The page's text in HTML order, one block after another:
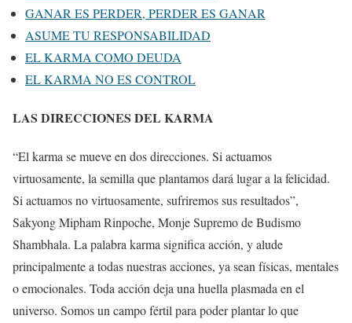
GANAR ES PERDER, PERDER ES GANAR
ASUME TU RESPONSABILIDAD
EL KARMA COMO DEUDA
EL KARMA NO ES CONTROL
LAS DIRECCIONES DEL KARMA
“El karma se mueve en dos direcciones. Si actuamos
virtuosamente, la semilla que plantamos dará lugar a la felicidad.
Si actuamos no virtuosamente, sufriremos sus resultados”,
Sakyong Mipham Rinpoche, Monje Supremo de Budismo
Shambhala. La palabra karma significa acción, y alude
principalmente a todas nuestras acciones, ya sean físicas, mentales
o emocionales. Toda acción deja una huella plasmada en el
universo. Somos un campo fértil para poder plantar lo que